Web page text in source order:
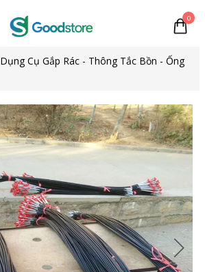
0
Dụng Cụ Gắp Rác - Thông Tắc Bồn - Ống